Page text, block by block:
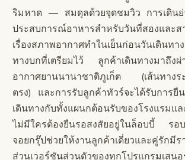
ริมหาด — สมดุลด้วยจุดชมวิว การเดินย่
ประสบการณ์อาหารสำหรับวันที่สองและ
เรื่องสภาพอากาศทำในเย็นก่อนวันเดินท
ทางบกที่เตรียมไว้ ลูกค้าเดินทางมา
อากาศยานนานาชาติภูเก็ต (เส้นทางระ
ตรง) และการรับลูกค้าทัวร์จะได้รับการยื
เดินทางกับทั้งแผนกต้อนรับของโรงแรมแ
ไม่มีใครต้องยืนรอสงสัยอยู่ในล็อบบี้ รอ
จอยกรุ๊ปช่วยให้งานลูกค้าเดี่ยวและคู่รักมีร
ส่วนเวอร์ชันส่วนตัวของทุกโปรแกรมเสนอ